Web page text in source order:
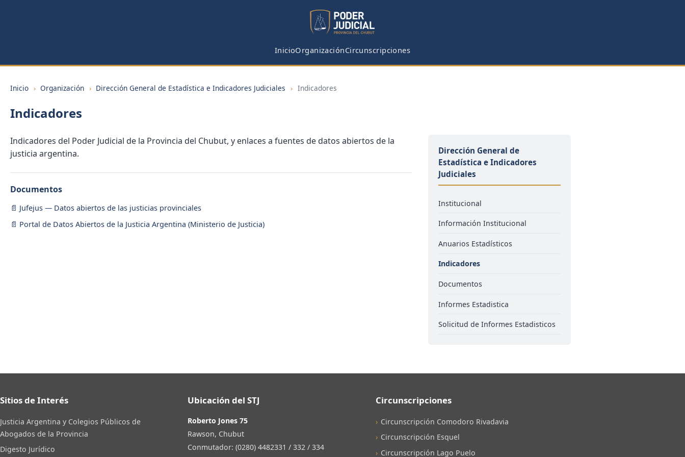
InicioOrganizaciónCircunscripciones
Inicio › Organización › Dirección General de Estadística e Indicadores Judiciales › Indicadores
Indicadores
Indicadores del Poder Judicial de la Provincia del Chubut, y enlaces a fuentes de datos abiertos de la
justicia argentina.
Documentos
Jufejus — Datos abiertos de las justicias provinciales
Portal de Datos Abiertos de la Justicia Argentina (Ministerio de Justicia)
Dirección General de
Estadística e Indicadores
Judiciales
Institucional
Información Institucional
Anuarios Estadísticos
Indicadores
Documentos
Informes Estadistica
Solicitud de Informes Estadisticos
Sitios de Interés
Justicia Argentina y Colegios Públicos de
Abogados de la Provincia
Digesto Jurídico
Ubicación del STJ
Roberto Jones 75
Rawson, Chubut
Conmutador: (0280) 4482331 / 332 / 334
Circunscripciones
Circunscripción Comodoro Rivadavia
Circunscripción Esquel
Circunscripción Lago Puelo